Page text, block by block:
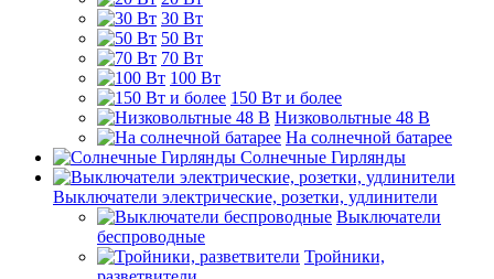
30 Вт
50 Вт
70 Вт
100 Вт
150 Вт и более
Низковольтные 48 В
На солнечной батарее
Солнечные Гирлянды
Выключатели электрические, розетки, удлинители
Выключатели
беспроводные
Тройники,